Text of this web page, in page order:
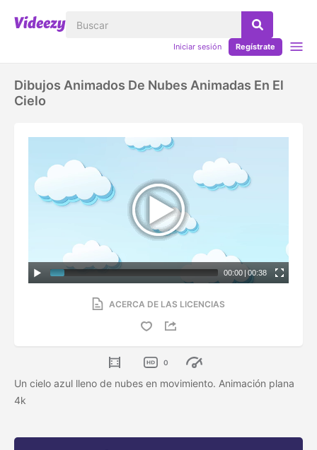
Iniciar sesión Regístrate
Dibujos Animados De Nubes Animadas En El
Cielo
00:00 | 00:38
ACERCA DE LAS LICENCIAS
0
Un cielo azul lleno de nubes en movimiento. Animación plana
4k